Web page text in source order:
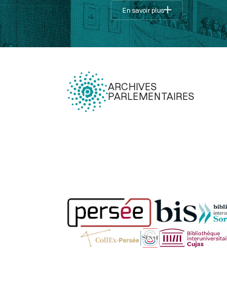
En savoir plus
ARCHIVES
PARLEMENTAIRES